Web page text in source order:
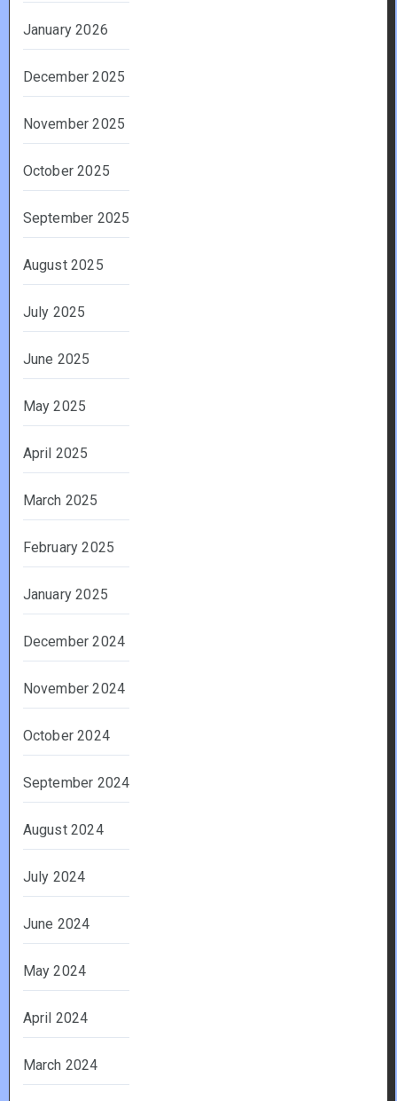
January 2026
December 2025
November 2025
October 2025
September 2025
August 2025
July 2025
June 2025
May 2025
April 2025
March 2025
February 2025
January 2025
December 2024
November 2024
October 2024
September 2024
August 2024
July 2024
June 2024
May 2024
April 2024
March 2024